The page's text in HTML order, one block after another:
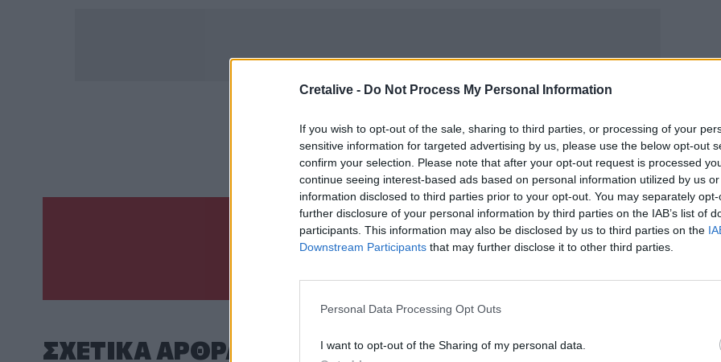
Cretalive - Do Not Process My Personal Information
If you wish to opt-out of the sale, sharing to third parties, or processing of your
sensitive information for targeted advertising by us, please use the below opt-out
confirm your selection. Please note that after your opt-out request is processed
continue seeing interest-based ads based on personal information utilized by us
information disclosed to third parties prior to your opt-out. You may separately
further disclosure of your personal information by third parties on the IAB’s list of
participants. This information may also be disclosed by us to third parties on the
Downstream Participants that may further disclose it to other third parties.
Personal Data Processing Opt Outs
I want to opt-out of the Sharing of my personal data.
ΣΧΕΤΙΚΆ TAGS
Αστυνομικός Διακίνηση Μεταναστών
Γίνε ο ρεπόρτερ του CRETALIVE
ΣΧΕΤΙΚA AΡΘΡΑ